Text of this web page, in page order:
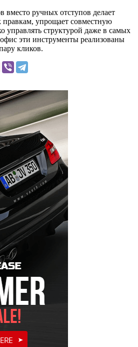
вместо ручных отступов делает
упрощает совместную
управлять структурой даже в самых
эти инструменты реализованы
кликов.